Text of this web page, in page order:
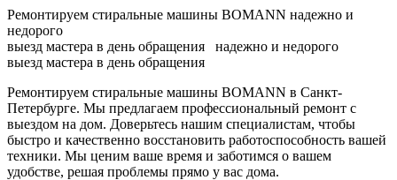
Ремонтируем стиральные машины BOMANN надежно и
недорого
выезд мастера в день обращения
надежно и недорого
выезд мастера в день обращения
Ремонтируем стиральные машины BOMANN в Санкт-
Петербурге. Мы предлагаем профессиональный ремонт с
выездом на дом. Доверьтесь нашим специалистам, чтобы
быстро и качественно восстановить работоспособность вашей
техники. Мы ценим ваше время и заботимся о вашем
удобстве, решая проблемы прямо у вас дома.